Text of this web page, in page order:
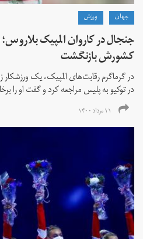
جهان ورزش
جنجال در کاروان المپیک
کشورش بازنگشت
در گرماگرم رقابت‌های المپیک، یک ورزشکار
در توکیو به پلیس مراجعه کرد و گفت او را
۱۱ مرداد ۱۴۰۰